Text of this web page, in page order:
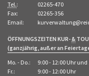
Tel.:
02265-470
Fax:
02265-356
Email:
ÖFFNUNGSZEITEN KUR-&
(ganzjährig, außer an
Mo. - Do.:
9:00 - 12:00 Uhr
Fr.:
9:00 - 12:00 Uhr